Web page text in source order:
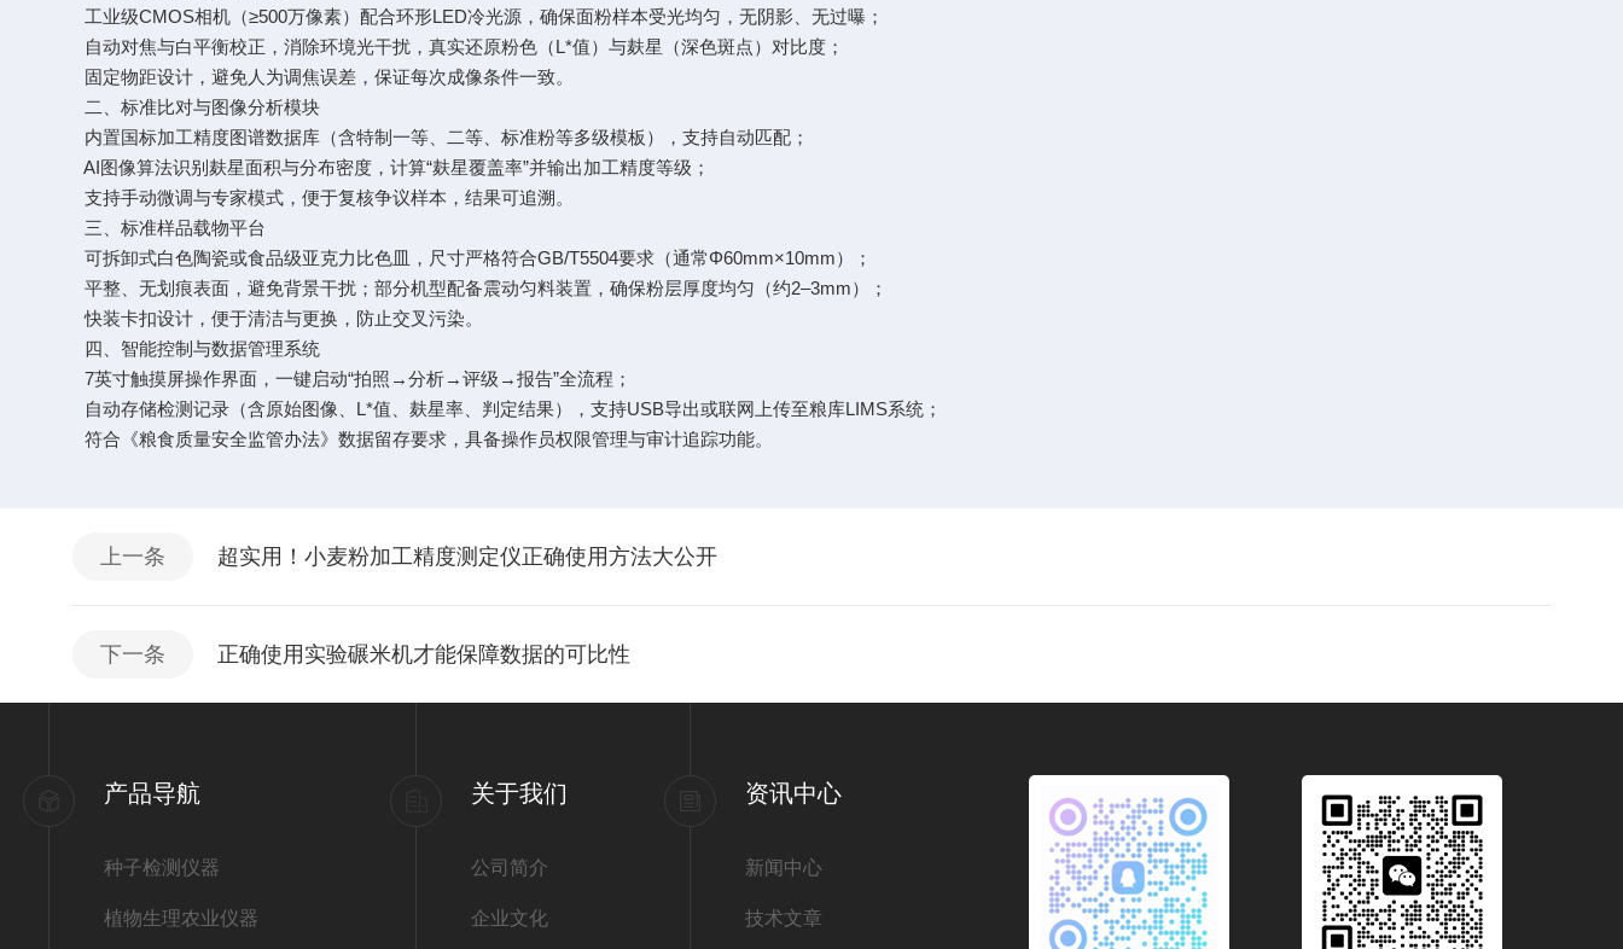
工业级CMOS相机（≥500万像素）配合环形LED冷光源，确保面粉样本受光均匀，无阴影、无过曝；
自动对焦与白平衡校正，消除环境光干扰，真实还原粉色（L*值）与麸星（深色斑点）对比度；
固定物距设计，避免人为调焦误差，保证每次成像条件一致。
二、标准比对与图像分析模块
内置国标加工精度图谱数据库（含特制一等、二等、标准粉等多级模板），支持自动匹配；
AI图像算法识别麸星面积与分布密度，计算“麸星覆盖率”并输出加工精度等级；
支持手动微调与专家模式，便于复核争议样本，结果可追溯。
三、标准样品载物平台
可拆卸式白色陶瓷或食品级亚克力比色皿，尺寸严格符合GB/T5504要求（通常Φ60mm×10mm）；
平整、无划痕表面，避免背景干扰；部分机型配备震动匀料装置，确保粉层厚度均匀（约2–3mm）；
快装卡扣设计，便于清洁与更换，防止交叉污染。
四、智能控制与数据管理系统
7英寸触摸屏操作界面，一键启动“拍照→分析→评级→报告”全流程；
自动存储检测记录（含原始图像、L*值、麸星率、判定结果），支持USB导出或联网上传至粮库LIMS系统；
符合《粮食质量安全监管办法》数据留存要求，具备操作员权限管理与审计追踪功能。
上一条 超实用！小麦粉加工精度测定仪正确使用方法大公开
下一条 正确使用实验碾米机才能保障数据的可比性
产品导航
种子检测仪器
植物生理农业仪器
关于我们
公司简介
企业文化
资讯中心
新闻中心
技术文章